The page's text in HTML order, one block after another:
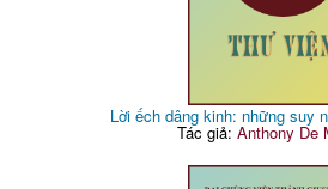
Lời ếch dâng kinh: những suy
Tác giả: Anthony De